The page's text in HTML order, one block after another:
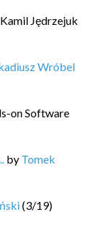
Kamil Jędrzejuk
Wróbel
on Software
by Tomek
(3/19)